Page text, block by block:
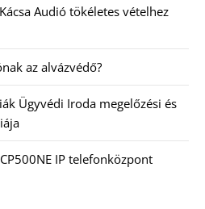
Audió tökéletes vételhez
az alvázvédő?
Ügyvédi Iroda megelőzési és
IP telefonközpont